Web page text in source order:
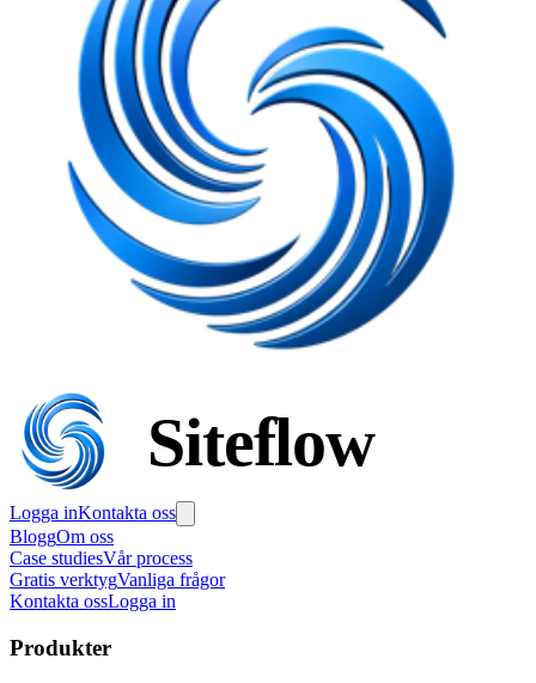
Siteflow
Logga inKontakta oss
BloggOm oss
Case studiesVår process
Gratis verktygVanliga frågor
Kontakta ossLogga in
Produkter